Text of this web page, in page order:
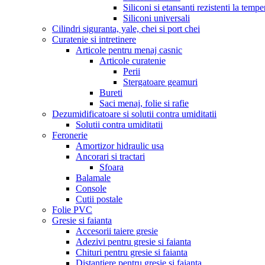
Siliconi si etansanti rezistenti la
Siliconi universali
Cilindri siguranta, yale, chei si port chei
Curatenie si intretinere
Articole pentru menaj casnic
Articole curatenie
Perii
Stergatoare geamuri
Bureti
Saci menaj, folie si rafie
Dezumidificatoare si solutii contra umiditatii
Solutii contra umiditatii
Feronerie
Amortizor hidraulic usa
Ancorari si tractari
Sfoara
Balamale
Console
Cutii postale
Folie PVC
Gresie si faianta
Accesorii taiere gresie
Adezivi pentru gresie si faianta
Chituri pentru gresie si faianta
Distantiere pentru gresie si faianta